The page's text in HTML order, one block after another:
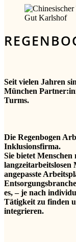
Seit vielen Jahren
München
Turms.
Die Regenbogen
Inklusionsfirma.
Sie bietet
langzeitarbeitslosen
angepasste
es, – je nach
Tätigkeit zu finden
integrieren.